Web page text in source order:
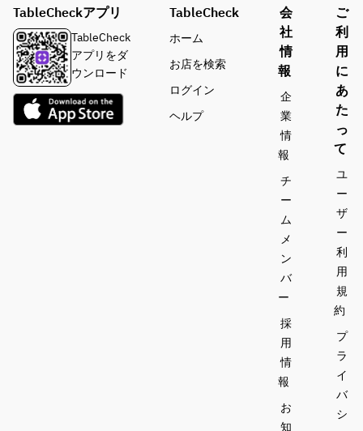
TableCheckアプリ
TableCheck
アプリをダ
ウンロード
TableCheck
ホーム
お店を検索
ログイン
ヘルプ
会
社
情
報
企
業
情
報
チ
ー
ム
メ
ン
バ
ー
採
用
情
報
お
知
ご
利
用
に
あ
た
っ
て
ユ
ー
ザ
ー
利
用
規
約
プ
ラ
イ
バ
シ